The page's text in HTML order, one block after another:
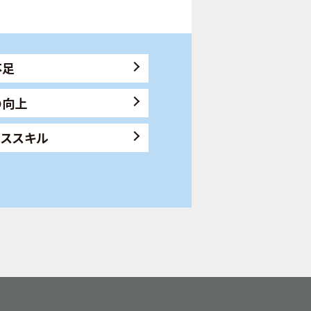
上
スキル